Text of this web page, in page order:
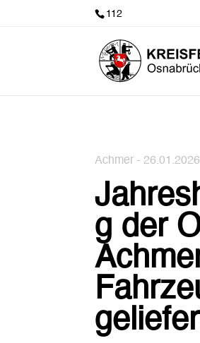
112
Achmer - 26.01.2026
g der